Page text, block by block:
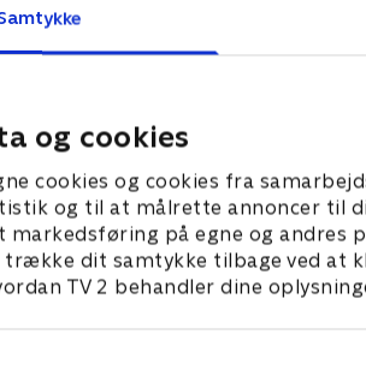
og cookies
cookies og cookies fra
og til at målrette annoncer til
på egne og andres
dit samtykke tilbage ved at
TV 2 behandler dine
af nedsat sædkvalitet. Men så sker